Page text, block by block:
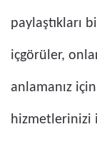
paylaştıkları
içgörüler,
anlamanız
hizmetlerinizi